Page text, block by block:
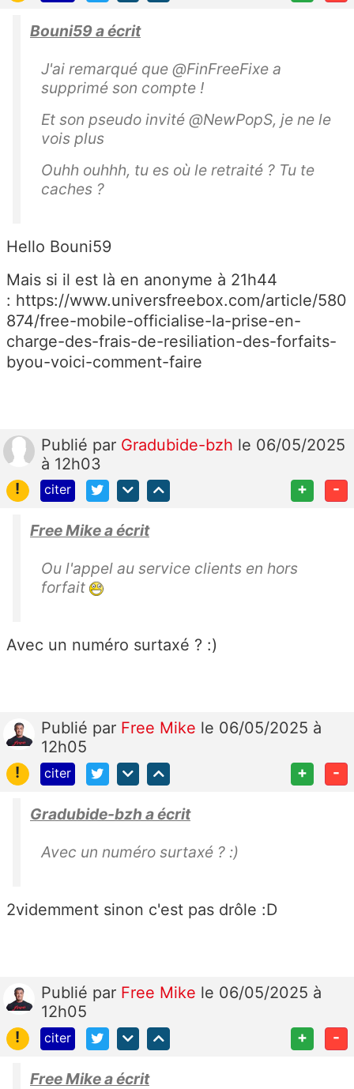
Bouni59 a écrit
J'ai remarqué que @FinFreeFixe a
supprimé son compte !
Et son pseudo invité @NewPopS, je ne le
vois plus
Ouhh ouhhh, tu es où le retraité ? Tu te
caches ?
Hello Bouni59
Mais si il est là en anonyme à 21h44
: https://www.universfreebox.com/article/580
874/free-mobile-officialise-la-prise-en-
charge-des-frais-de-resiliation-des-forfaits-
byou-voici-comment-faire
Publié par Gradubide-bzh le 06/05/2025
à 12h03
!
citer + -
Free Mike a écrit
Ou l'appel au service clients en hors
forfait
Avec un numéro surtaxé ? :)
Publié par Free Mike le 06/05/2025 à
12h05
!
citer + -
Gradubide-bzh a écrit
Avec un numéro surtaxé ? :)
2videmment sinon c'est pas drôle :D
Publié par Free Mike le 06/05/2025 à
12h05
!
citer + -
Free Mike a écrit